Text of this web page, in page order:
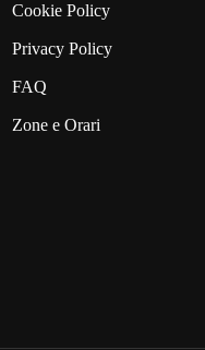
Cookie Policy
Privacy Policy
FAQ
Zone e Orari